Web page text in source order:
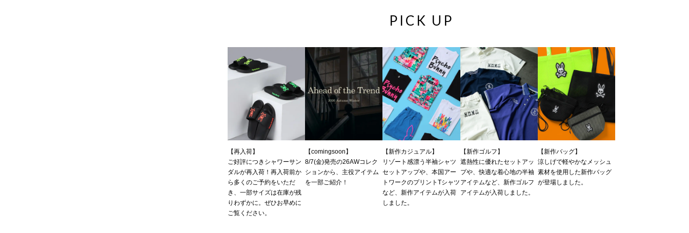
PICK UP
【再入荷】
ご好評につきシャワーサン
ダルが再入荷！再入荷前か
ら多くのご予約をいただ
き、一部サイズは在庫が残
りわずかに。ぜひお早めに
ご覧ください。
【comingsoon】
8/7(金)発売の26AWコレク
ションから、主役アイテム
を一部ご紹介！
【新作カジュアル】
リゾート感漂う半袖シャツ
セットアップや、本国アー
トワークのプリントTシャツ
など、新作アイテムが入荷
しました。
【新作ゴルフ】
遮熱性に優れたセットアッ
プや、快適な着心地の半袖
アイテムなど、新作ゴルフ
アイテムが入荷しました。
【新作バッグ】
涼しげで軽やかなメッシュ
素材を使用した新作バッグ
が登場しました。